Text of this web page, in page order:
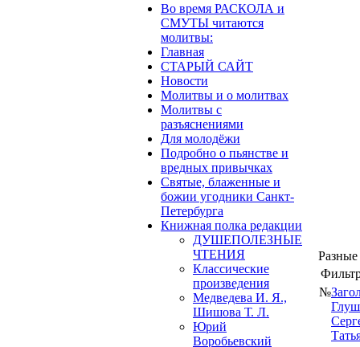
Во время РАСКОЛА и
СМУТЫ читаются
молитвы:
Главная
СТАРЫЙ САЙТ
Новости
Молитвы и о молитвах
Молитвы с
разъяснениями
Для молодёжи
Подробно о пьянстве и
вредных привычках
Святые, блаженные и
божии угодники Санкт-
Петербурга
Книжная полка редакции
ДУШЕПОЛЕЗНЫЕ
ЧТЕНИЯ
Классические
произведения
Медведева И. Я.,
Шишова Т. Л.
Юрий
Воробьевский
№